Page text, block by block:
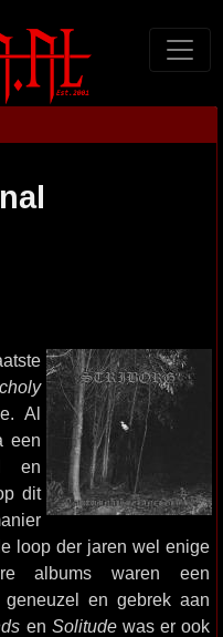
Al
een
en
dit
loop der jaren wel enige
albums waren een
en gebrek aan
en Solitudewas er ook